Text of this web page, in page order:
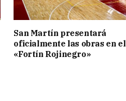
San Martín presentará
oficialmente las obras en el
«Fortín Rojinegro»